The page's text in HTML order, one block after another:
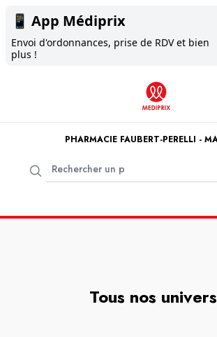
📱 App Médiprix
Envoi d'ordonnances, prise de RDV et bien
plus !
PHARMACIE FAUBERT-PERELLI -
Tous nos univers